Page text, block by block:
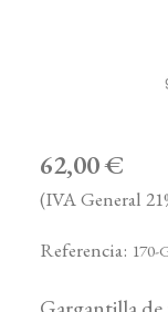
62,00 €
(IVA General
Referencia: 170-